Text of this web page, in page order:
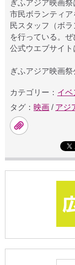
ぎふアジア映画
市民ボランティ
民スタッフ（ボ
を行っている。
公式ウエブサイト
ぎふアジア映画
カテゴリー： イベ
タグ： 映画 / アジ